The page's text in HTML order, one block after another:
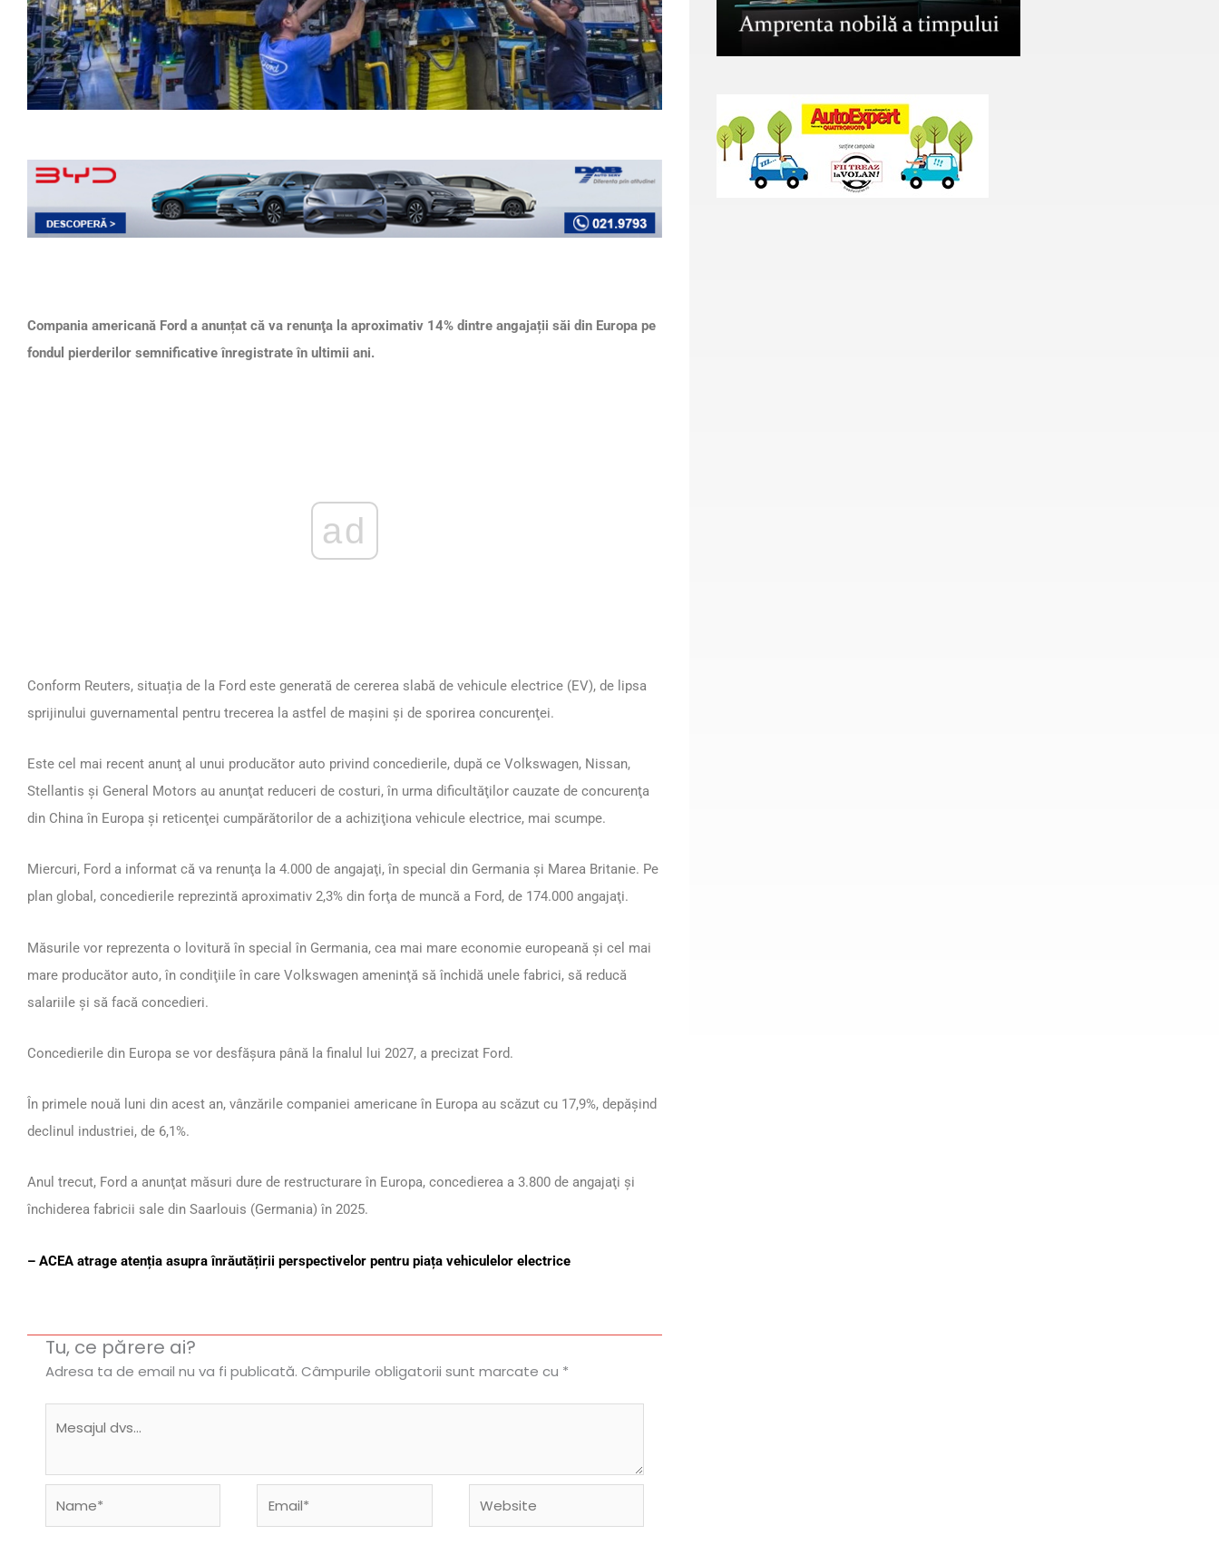
Compania americană Ford a anunțat că va renunţa la aproximativ 14% dintre angajații săi din Europa pe
fondul pierderilor semnificative înregistrate în ultimii ani.
ad
Conform Reuters, situația de la Ford este generată de cererea slabă de vehicule electrice (EV), de lipsa
sprijinului guvernamental pentru trecerea la astfel de mașini şi de sporirea concurenţei.
Este cel mai recent anunţ al unui producător auto privind concedierile, după ce Volkswagen, Nissan,
Stellantis şi General Motors au anunţat reduceri de costuri, în urma dificultăţilor cauzate de concurenţa
din China în Europa şi reticenţei cumpărătorilor de a achiziţiona vehicule electrice, mai scumpe.
Miercuri, Ford a informat că va renunţa la 4.000 de angajaţi, în special din Germania şi Marea Britanie. Pe
plan global, concedierile reprezintă aproximativ 2,3% din forţa de muncă a Ford, de 174.000 angajaţi.
Măsurile vor reprezenta o lovitură în special în Germania, cea mai mare economie europeană şi cel mai
mare producător auto, în condiţiile în care Volkswagen ameninţă să închidă unele fabrici, să reducă
salariile şi să facă concedieri.
Concedierile din Europa se vor desfăşura până la finalul lui 2027, a precizat Ford.
În primele nouă luni din acest an, vânzările companiei americane în Europa au scăzut cu 17,9%, depăşind
declinul industriei, de 6,1%.
Anul trecut, Ford a anunţat măsuri dure de restructurare în Europa, concedierea a 3.800 de angajaţi şi
închiderea fabricii sale din Saarlouis (Germania) în 2025.
– ACEA atrage atenția asupra înrăutățirii perspectivelor pentru piața vehiculelor electrice
Tu, ce părere ai?
Adresa ta de email nu va fi publicată. Câmpurile obligatorii sunt marcate cu *